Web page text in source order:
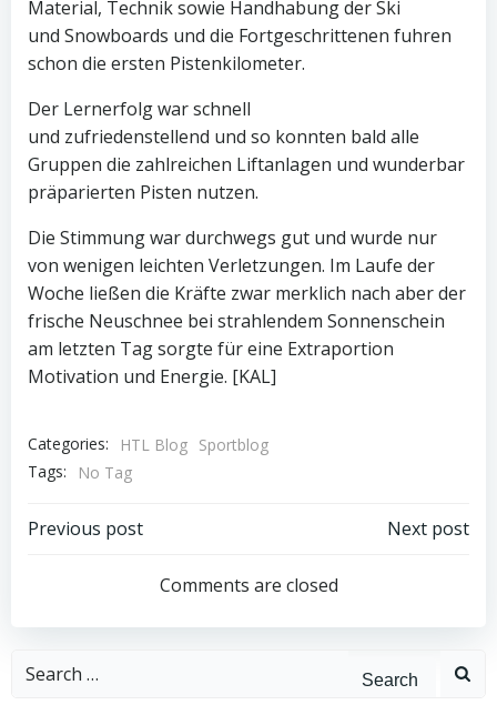
Material, Technik sowie Handhabung der Ski
und Snowboards und die Fortgeschrittenen fuhren
schon die ersten Pistenkilometer.
Der Lernerfolg war schnell
und zufriedenstellend und so konnten bald alle
Gruppen die zahlreichen Liftanlagen und wunderbar
präparierten Pisten nutzen.
Die Stimmung war durchwegs gut und wurde nur
von wenigen leichten Verletzungen. Im Laufe der
Woche ließen die Kräfte zwar merklich nach aber der
frische Neuschnee bei strahlendem Sonnenschein
am letzten Tag sorgte für eine Extraportion
Motivation und Energie. [KAL]
Categories: HTL Blog Sportblog
Tags:
No Tag
Post
navigation
Previous post
navigation
Next post
Comments are closed
Search